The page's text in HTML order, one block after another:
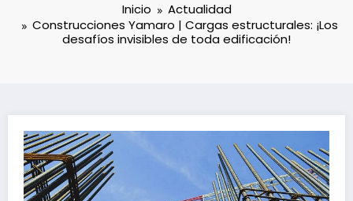
Inicio
Actualidad
Construcciones Yamaro | Cargas estructurales: ¡Los
desafíos invisibles de toda edificación!